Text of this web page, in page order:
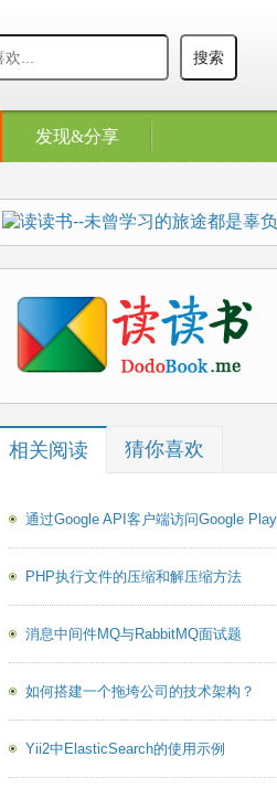
发现&分享
相关阅读 猜你喜欢
通过Google API客户端访问Google Play
PHP执行文件的压缩和解压缩方法
消息中间件MQ与RabbitMQ面试题
如何搭建一个拖垮公司的技术架构？
Yii2中ElasticSearch的使用示例